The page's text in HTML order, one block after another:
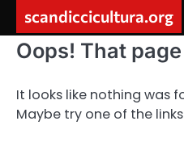
content
scandiccicultura.org
Oops! That
It looks like nothing was
Maybe try one of the